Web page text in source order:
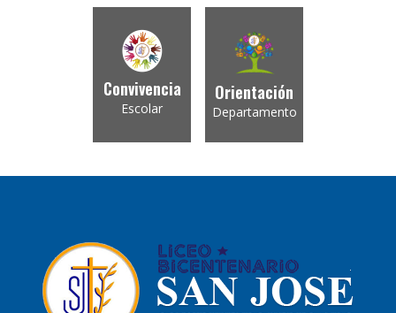
Convivencia
Escolar
Orientación
Departamento